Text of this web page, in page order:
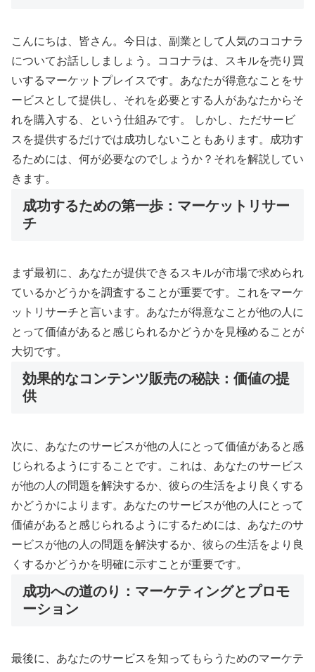
こんにちは、皆さん。今日は、副業として人気のココナラ
についてお話ししましょう。ココナラは、スキルを売り買
いするマーケットプレイスです。あなたが得意なことをサ
ービスとして提供し、それを必要とする人があなたからそ
れを購入する、という仕組みです。 しかし、ただサービ
スを提供するだけでは成功しないこともあります。成功す
るためには、何が必要なのでしょうか？それを解説してい
きます。
成功するための第一歩：マーケットリサー
チ
まず最初に、あなたが提供できるスキルが市場で求められ
ているかどうかを調査することが重要です。これをマーケ
ットリサーチと言います。あなたが得意なことが他の人に
とって価値があると感じられるかどうかを見極めることが
大切です。
効果的なコンテンツ販売の秘訣：価値の提
供
次に、あなたのサービスが他の人にとって価値があると感
じられるようにすることです。これは、あなたのサービス
が他の人の問題を解決するか、彼らの生活をより良くする
かどうかによります。あなたのサービスが他の人にとって
価値があると感じられるようにするためには、あなたのサ
ービスが他の人の問題を解決するか、彼らの生活をより良
くするかどうかを明確に示すことが重要です。
成功への道のり：マーケティングとプロモ
ーション
最後に、あなたのサービスを知ってもらうためのマーケテ